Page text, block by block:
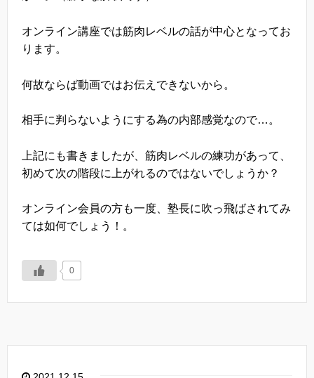
オンライン講座では筋肉レベルの話が中心となってお
ります。
何故ならば動画ではお伝えできないから。
相手に判らないようにする為の内部感覚なので…。
上記にも書きましたが、筋肉レベルの練功があって、
初めて次の階段に上がれるのではないでしょうか？
オンライン会員の方も一度、塾長に吹っ飛ばされてみ
ては如何でしょう！。
0